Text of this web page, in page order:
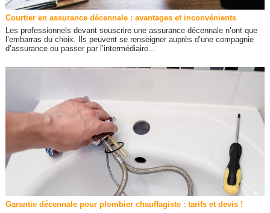
Courtier en assurance décennale : avantages et inconvénients
Les professionnels devant souscrire une assurance décennale n’ont que
l’embarras du choix. Ils peuvent se renseigner auprès d’une compagnie
d’assurance ou passer par l’intermédiaire...
Garantie décennale pour plombier chauffagiste : tarifs et devis !